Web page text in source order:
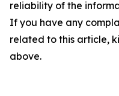
reliability of the
If you have any
related to this article,
above.